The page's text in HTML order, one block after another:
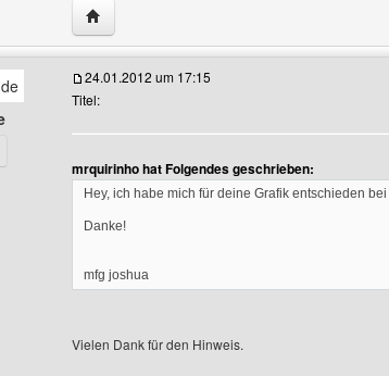
Website dieses Benutzers besuchen:
Benutzer-Profile anzeigen
24.01.2012 um 17:15
Titel:
mrquirinho hat Folgendes geschrieben:
Hey, ich habe mich für deine Grafik entschieden
Danke!
mfg joshua
Vielen Dank für den Hinweis.